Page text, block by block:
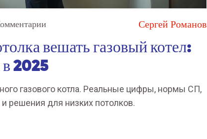
Сергей Романов
вешать газовый котел:
в 2025
газового котла. Реальные цифры, нормы СП,
решения для низких потолков.